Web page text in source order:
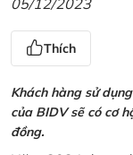
05/12/2023
Thích
Khách hàng sử
của BIDV sẽ có cơ
đồng.